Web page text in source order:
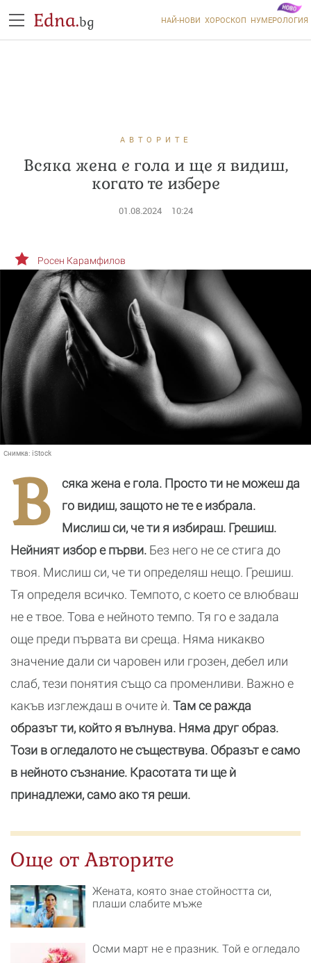
Edna.bg НАЙ-НОВИ ХОРОСКОП НУМЕРОЛОГИЯ
АВТОРИТЕ
Всяка жена е гола и ще я видиш,
когато те избере
01.08.2024 10:24
Снимка: iStock
Росен Карамфилов
В
сяка жена е гола. Просто ти не можеш да
го видиш, защото не те е избрала.
Мислиш си, че ти я избираш. Грешиш.
Нейният избор е първи. Без него не се стига до
твоя. Мислиш си, че ти определяш нещо. Грешиш.
Тя определя всичко. Темпото, с което се влюбваш
не е твое. Това е нейното темпо. Тя го е задала
още преди първата ви среща. Няма никакво
значение дали си чаровен или грозен, дебел или
слаб, тези понятия също са променливи. Важно е
какъв изглеждаш в очите ѝ. Там се ражда
образът ти, който я вълнува. Няма друг образ.
Този в огледалото не съществува. Образът е само
в нейното съзнание. Красотата ти ще ѝ
принадлежи, само ако тя реши.
Още от Авторите
Жената, която знае стойността си,
плаши слабите мъже
Осми март не е празник. Той е огледало